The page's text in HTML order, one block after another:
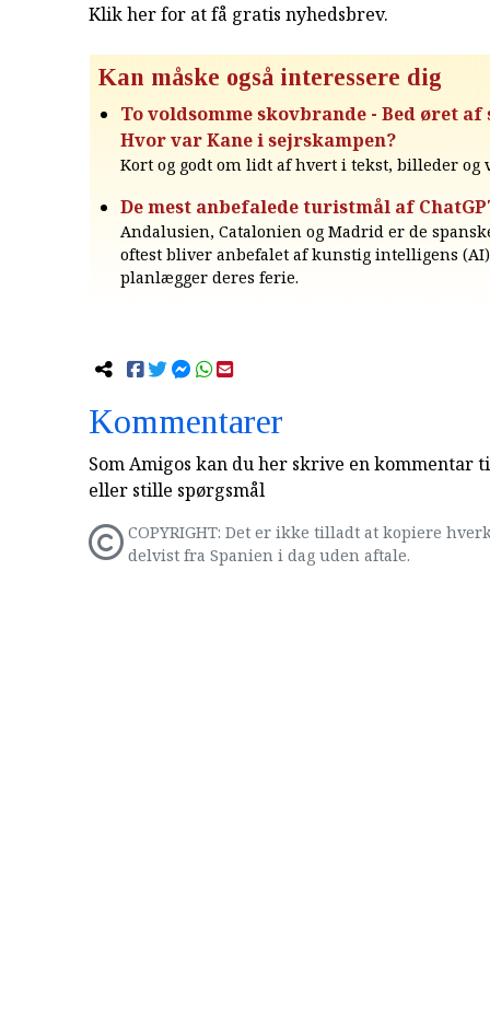
Klik her for at få gratis nyhedsbrev.
Kan måske også interessere dig
To voldsomme skovbrande - Bed øret af
Hvor var Kane i sejrskampen?
Kort og godt om lidt af hvert i tekst, billeder og
De mest anbefalede turistmål af
Andalusien, Catalonien og Madrid er de
oftest bliver anbefalet af kunstig intelligens
planlægger deres ferie.
Kommentarer
Som Amigos kan du her skrive en kommentar
eller stille spørgsmål
COPYRIGHT: Det er ikke tilladt at kopiere
delvist fra Spanien i dag uden aftale.